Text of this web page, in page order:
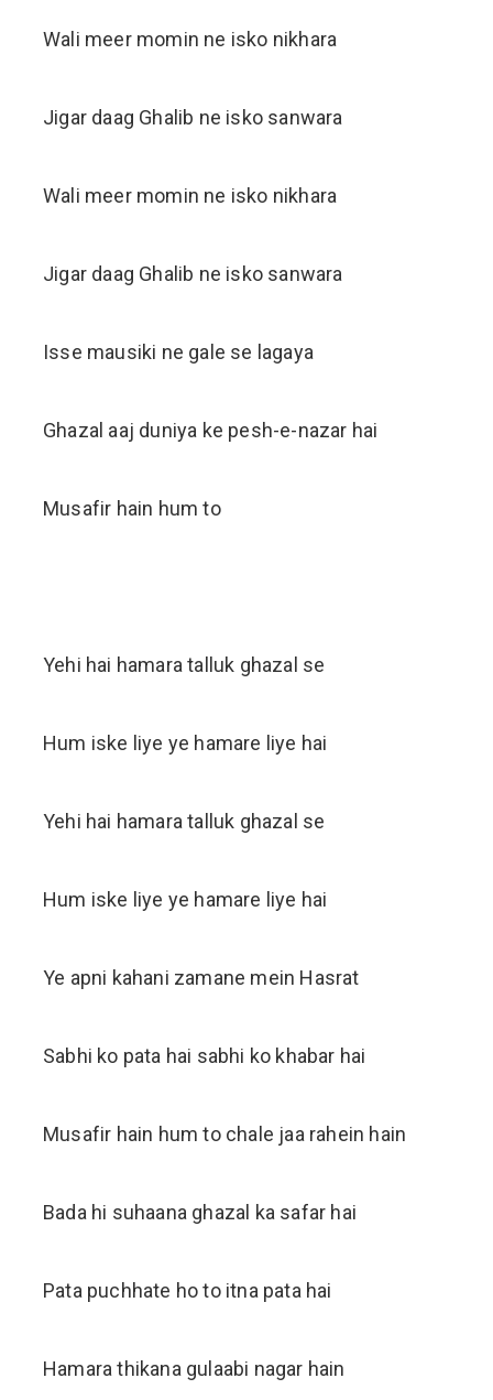
Wali meer momin ne isko nikhara
Jigar daag Ghalib ne isko sanwara
Wali meer momin ne isko nikhara
Jigar daag Ghalib ne isko sanwara
Isse mausiki ne gale se lagaya
Ghazal aaj duniya ke pesh-e-nazar hai
Musafir hain hum to
Yehi hai hamara talluk ghazal se
Hum iske liye ye hamare liye hai
Yehi hai hamara talluk ghazal se
Hum iske liye ye hamare liye hai
Ye apni kahani zamane mein Hasrat
Sabhi ko pata hai sabhi ko khabar hai
Musafir hain hum to chale jaa rahein hain
Bada hi suhaana ghazal ka safar hai
Pata puchhate ho to itna pata hai
Hamara thikana gulaabi nagar hain